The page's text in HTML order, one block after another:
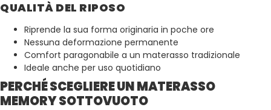
QUALITÀ DEL RIPOSO
Riprende la sua forma originaria in poche ore
Nessuna deformazione permanente
Comfort paragonabile a un materasso tradizionale
Ideale anche per uso quotidiano
PERCHÉ SCEGLIERE UN MATERASSO
MEMORY SOTTOVUOTO